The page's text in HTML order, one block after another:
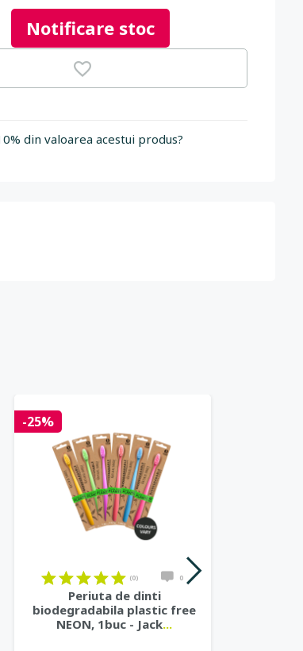
Notificare stoc
din valoarea acestui produs?
-25%
(0) 0
Periuta de dinti
biodegradabila plastic free
NEON, 1buc - Jack...